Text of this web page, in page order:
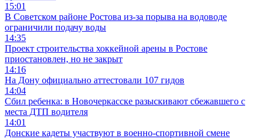
15:01
В Советском районе Ростова из-за порыва на водоводе
ограничили подачу воды
14:35
Проект строительства хоккейной арены в Ростове
приостановлен, но не закрыт
14:16
На Дону официально аттестовали 107 гидов
14:04
Сбил ребенка: в Новочеркасске разыскивают сбежавшего с
места ДТП водителя
14:01
Донские кадеты участвуют в военно-спортивной смене